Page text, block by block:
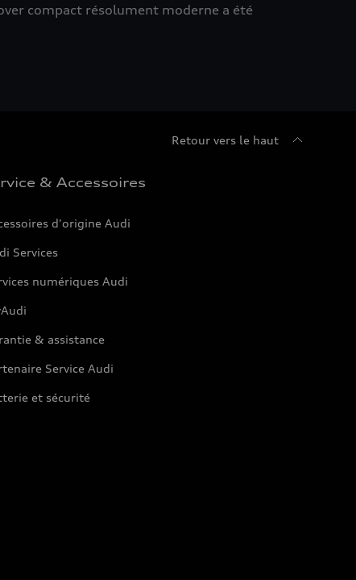
compact résolument moderne a été
Retour vers le haut
& Accessoires
d'origine Audi
Services
numériques Audi
& assistance
Service Audi
et sécurité